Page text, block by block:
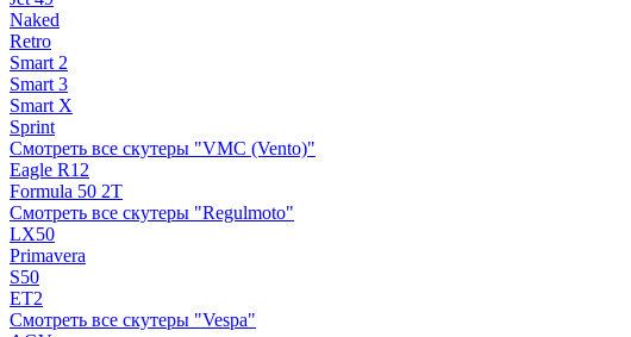
Naked
Retro
Smart 2
Smart 3
Smart X
Sprint
Смотреть все скутеры "VMC (Vento)"
Eagle R12
Formula 50 2Т
Смотреть все скутеры "Regulmoto"
LX50
Primavera
S50
ET2
Смотреть все скутеры "Vespa"